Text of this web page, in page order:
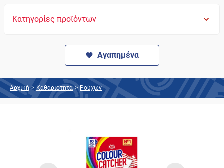
Κατηγορίες προϊόντων
Αγαπημένα
Αρχική > Καθαριότητα > Ρούχων